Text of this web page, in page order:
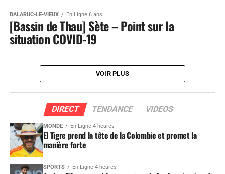
BALARUC-LE-VIEUX En Ligne 6 ans
[Bassin de Thau] Sète – Point sur la
situation COVID-19
VOIR PLUS
DIRECT TENDANCE VIDEOS
MONDE En Ligne 4 heures
El Tigre prend la tête de la Colombie et promet la
manière forte
SPORTS En Ligne 4 heures